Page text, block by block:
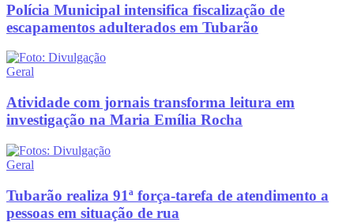
Polícia Municipal intensifica fiscalização de
escapamentos adulterados em Tubarão
Geral
Atividade com jornais transforma leitura em
investigação na Maria Emília Rocha
Geral
Tubarão realiza 91ª força-tarefa de atendimento a
pessoas em situação de rua